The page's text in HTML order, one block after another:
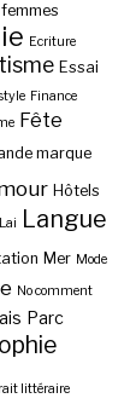
Ecriture
Essai
Finance
Fête
marque
Hôtels
Lai Langue
Mer Mode
No comment
Parc
littéraire